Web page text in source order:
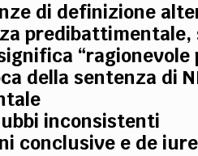
di definizione
della sentenza di
inconsistenti
conclusive e de